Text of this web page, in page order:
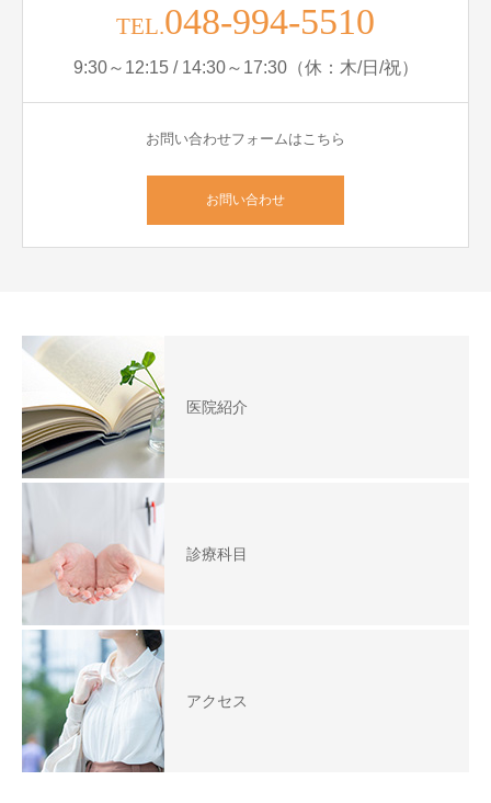
TEL.048-994-5510
9:30～12:15 / 14:30～17:30（休：木/日/祝）
お問い合わせフォームはこちら
お問い合わせ
医院紹介
診療科目
アクセス